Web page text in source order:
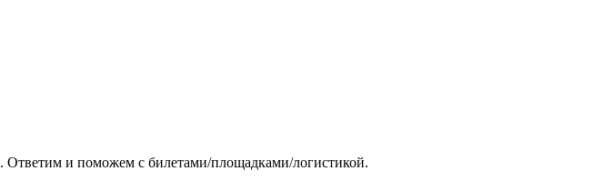
. Ответим и поможем с билетами/площадками/логистикой.